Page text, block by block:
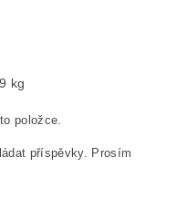
kg
položce.
příspěvky. Prosím